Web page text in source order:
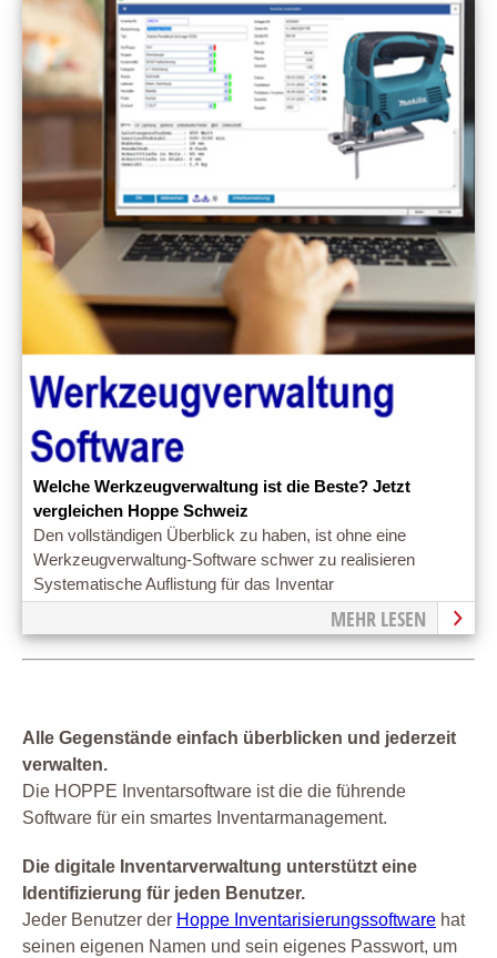
Welche Werkzeugverwaltung ist die Beste? Jetzt
vergleichen Hoppe Schweiz
Den vollständigen Überblick zu haben, ist ohne eine
Werkzeugverwaltung-Software schwer zu realisieren
Systematische Auflistung für das Inventar
MEHR LESEN
Alle Gegenstände einfach überblicken und jederzeit
verwalten.
Die HOPPE Inventarsoftware ist die die führende
Software für ein smartes Inventarmanagement.
Die digitale Inventarverwaltung unterstützt eine
Identifizierung für jeden Benutzer.
Jeder Benutzer der Hoppe Inventarisierungssoftware hat
seinen eigenen Namen und sein eigenes Passwort, um